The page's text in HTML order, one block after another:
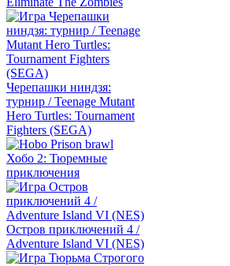
Черепашки ниндзя:
турнир / Teenage Mutant
Hero Turtles: Tournament
Fighters (SEGA)
Хобо 2: Тюремные
приключения
Остров приключений 4 /
Adventure Island VI (NES)